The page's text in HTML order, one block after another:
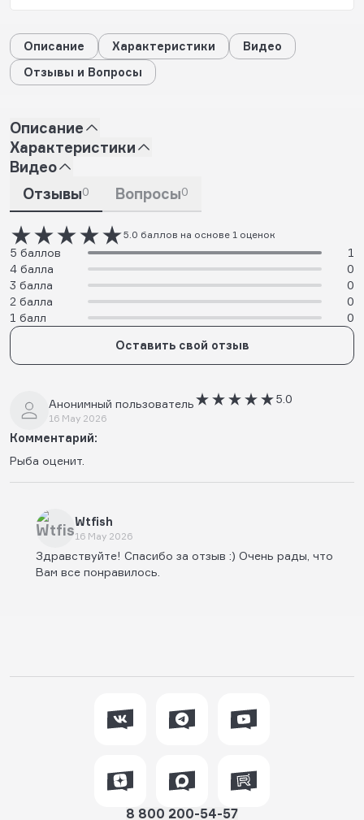
Описание Характеристики
Видео
Отзывы и Вопросы
Описание
Характеристики
Видео
Отзывы0 Вопросы0
5.0 баллов на основе 1 оценок
5 баллов
1
4 балла
0
3 балла
0
2 балла
0
1 балл
0
Оставить свой отзыв
Анонимный пользователь
16 May 2026
5.0
Комментарий:
Рыба оценит.
Wtfish
16 May 2026
Здравствуйте! Спасибо за отзыв :) Очень рады, что
Вам все понравилось.
8 800 200-54-57